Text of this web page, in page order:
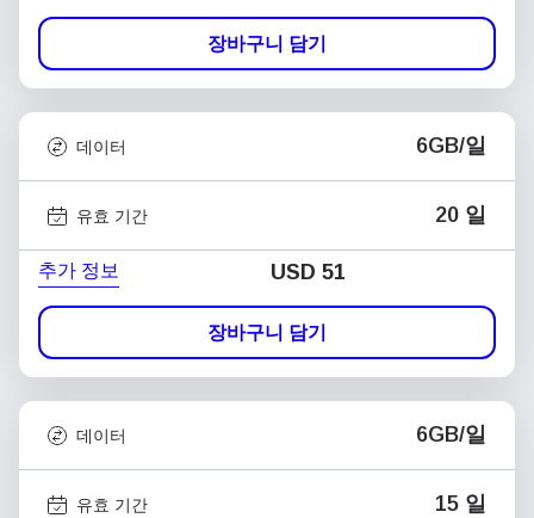
장바구니 담기
데이터 6GB/일
유효 기간 20 일
추가 정보 USD 51
장바구니 담기
데이터 6GB/일
유효 기간 15 일